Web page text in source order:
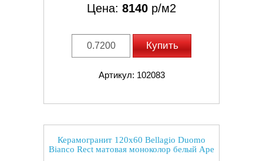
Цена: 8140 р/м2
Купить
Артикул: 102083
Керамогранит 120x60 Bellagio Duomo
Bianco Rect матовая моноколор белый Ape